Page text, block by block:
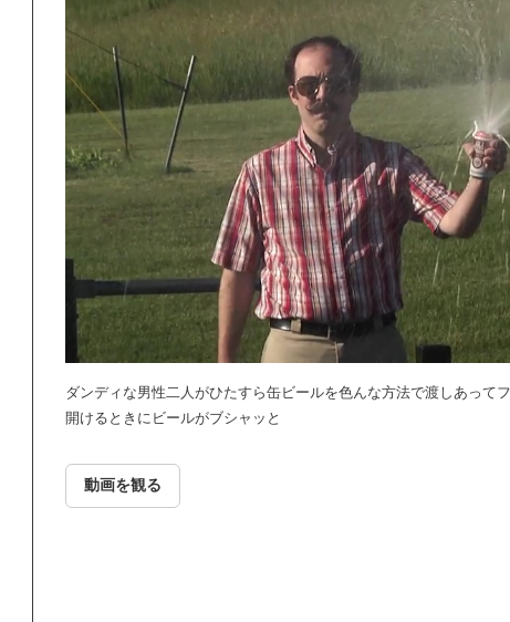
ダンディな男性二人がひたすら缶ビールを色んな方法で渡しあって
開けるときにビールがブシャッと
動画を観る